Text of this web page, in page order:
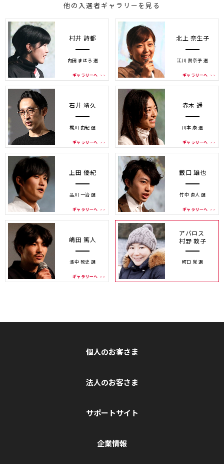
他の入選者ギャラリーを見る
村井 詩都
内田 まほろ 選
ギャラリーへ
北上 奈生子
江川 賀奈予 選
ギャラリーへ
石井 靖久
梶川 由紀 選
ギャラリーへ
赤木 遥
川本 康 選
ギャラリーへ
上田 優紀
品川 一治 選
ギャラリーへ
藪口 雄也
竹中 直人 選
ギャラリーへ
嶋田 篤人
濱中 敦史 選
ギャラリーへ
アバロス
村野 敦子
町口 覚 選
個人のお客さま
法人のお客さま
サポートサイト
企業情報